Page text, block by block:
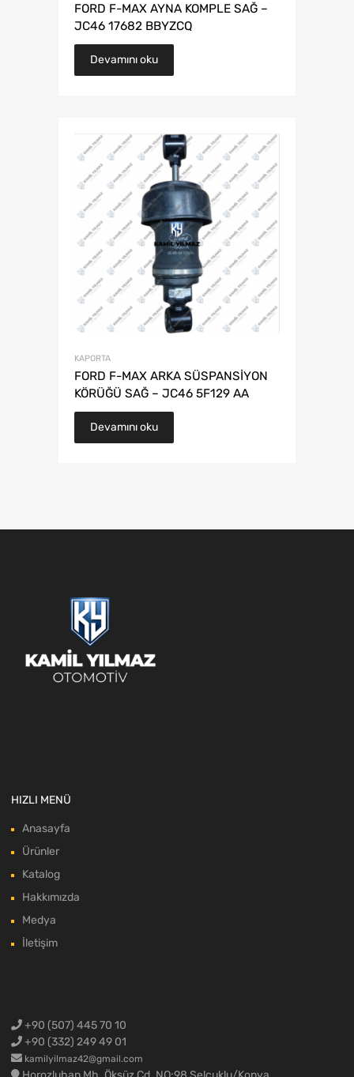
FORD F-MAX AYNA KOMPLE SAĞ –
JC46 17682 BBYZCQ
Devamını oku
KAPORTA
FORD F-MAX ARKA SÜSPANSİYON
KÖRÜĞÜ SAĞ – JC46 5F129 AA
Devamını oku
HIZLI MENÜ
Anasayfa
Ürünler
Katalog
Hakkımızda
Medya
İletişim
+90 (507) 445 70 10
+90 (332) 249 49 01
kamilyilmaz42@gmail.com